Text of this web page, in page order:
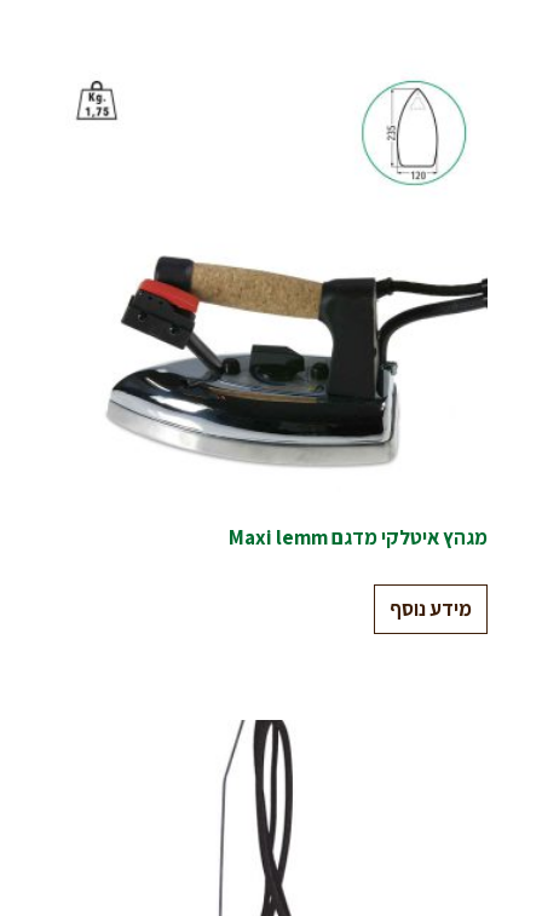
מגהץ איטלקי מדגם Maxi lemm
מידע נוסף